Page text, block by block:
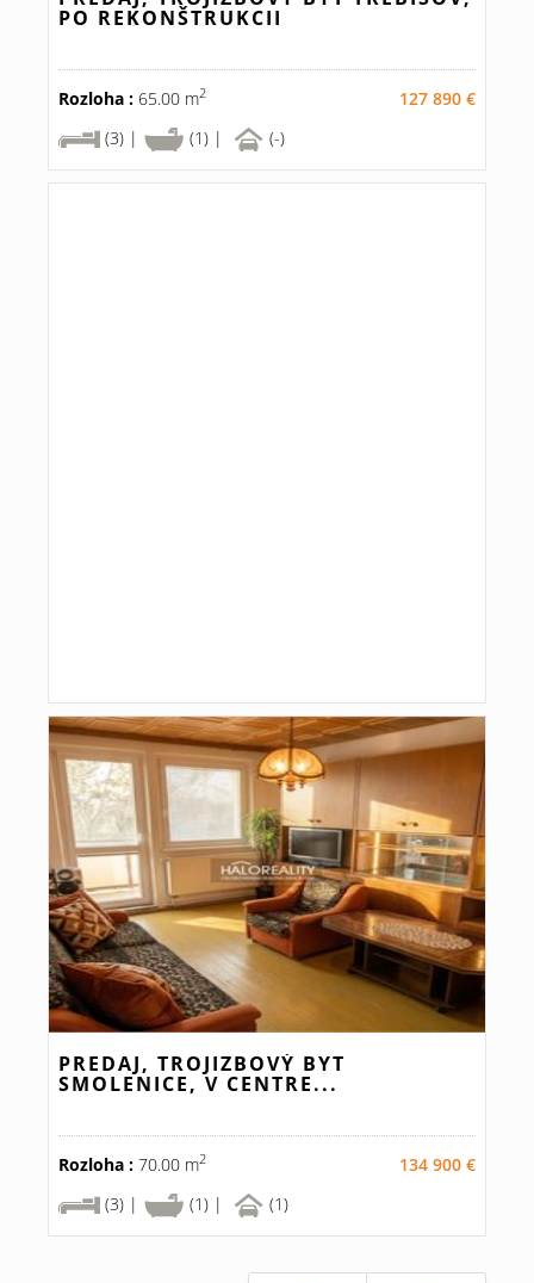
PO REKONŠTRUKCII
Rozloha : 65.00 m2
127 890 €
(3) |
(1) | (-)
PREDAJ, TROJIZBOVÝ BYT
SMOLENICE, V CENTRE...
Rozloha : 70.00 m2
134 900 €
(3) |
(1) | (1)